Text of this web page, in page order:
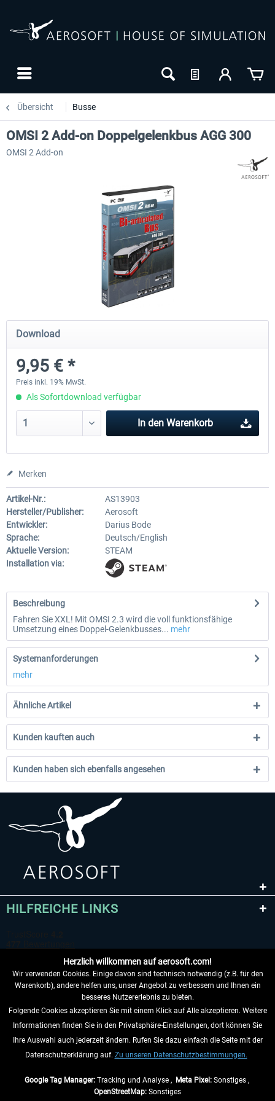
Übersicht Busse
OMSI 2 Add-on Valiant Citybus 7700
Hybrid
11,99 € *
OMSI 2 Add-on IVECO Bus-
OMSI 2 Add-on Doppelgelenkbus AGG 300
OMSI 2 Add-on
Download
9,95 € *
Preis inkl. 19% MwSt.
Als Sofortdownload verfügbar
In den Warenkorb
Merken
Artikel-Nr.:
AS13903
Hersteller/Publisher:
Aerosoft
Entwickler:
Darius Bode
Sprache:
Deutsch/English
Aktuelle Version:
STEAM
Installation via:
Beschreibung
Fahren Sie XXL! Mit OMSI 2.3 wird die voll funktionsfähige
Umsetzung eines Doppel-Gelenkbusses... mehr
Systemanforderungen
mehr
Ähnliche Artikel
Kunden kauften auch
Kunden haben sich ebenfalls angesehen
HILFREICHE LINKS
VERTRAG WIDERRUFEN
INFORMATIONEN
Herzlich willkommen auf aerosoft.com!
Wir verwenden Cookies. Einige davon sind technisch notwendig (z.B. für den
Warenkorb), andere helfen uns, unser Angebot zu verbessern und Ihnen ein
besseres Nutzererlebnis zu bieten.
Folgende Cookies akzeptieren Sie mit einem Klick auf Alle akzeptieren. Weitere
Informationen finden Sie in den Privatsphäre-Einstellungen, dort können Sie
Ihre Auswahl auch jederzeit ändern. Rufen Sie dazu einfach die Seite mit der
Datenschutzerklärung auf. Zu unseren Datenschutzbestimmungen.
Google Tag Manager:Tracking und Analyse , Meta Pixel:Sonstiges ,
OpenStreetMap: Sonstiges